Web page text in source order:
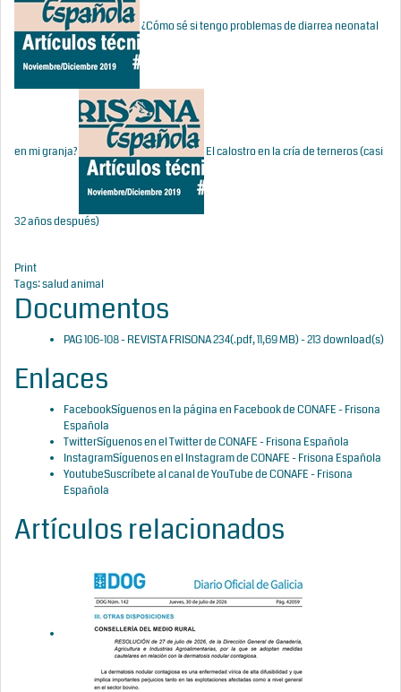
¿Cómo sé si tengo problemas de diarrea neonatal
en mi granja? El calostro en la cría de terneros (casi
32 años después)
Print
Tags:salud animal
Documentos
PAG 106-108 - REVISTA FRISONA 234(.pdf,11,69 MB) - 213 download(s)
Enlaces
FacebookSíguenos en la página en Facebook de CONAFE - Frisona
Española
TwitterSíguenos en el Twitter de CONAFE - Frisona Española
InstagramSíguenos en el Instagram de CONAFE - Frisona Española
YoutubeSuscríbete al canal de YouTube de CONAFE - Frisona
Española
Artículos relacionados